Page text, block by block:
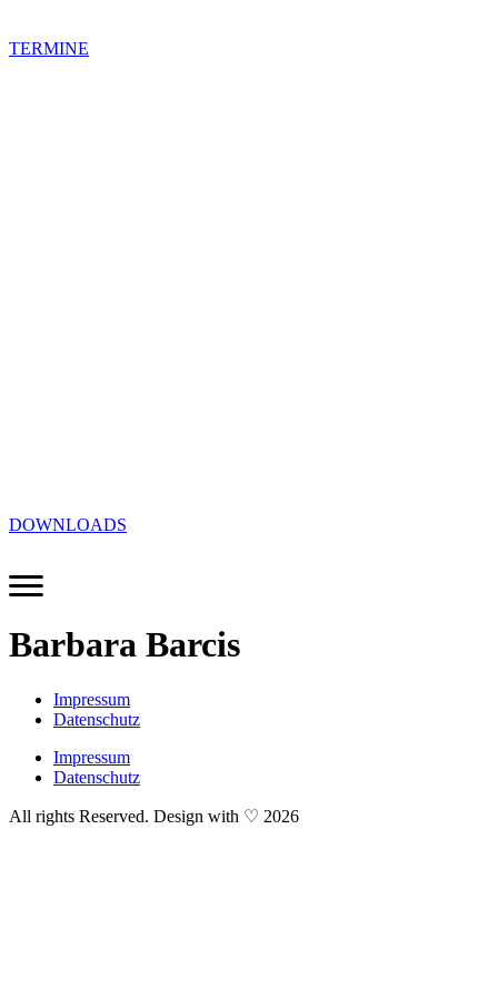
TERMINE
DOWNLOADS
Barbara Barcis
Impressum
Datenschutz
Impressum
Datenschutz
All rights Reserved. Design with ♡ 2026